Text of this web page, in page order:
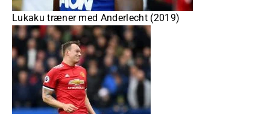
Lukaku træner med Anderlecht (2019)